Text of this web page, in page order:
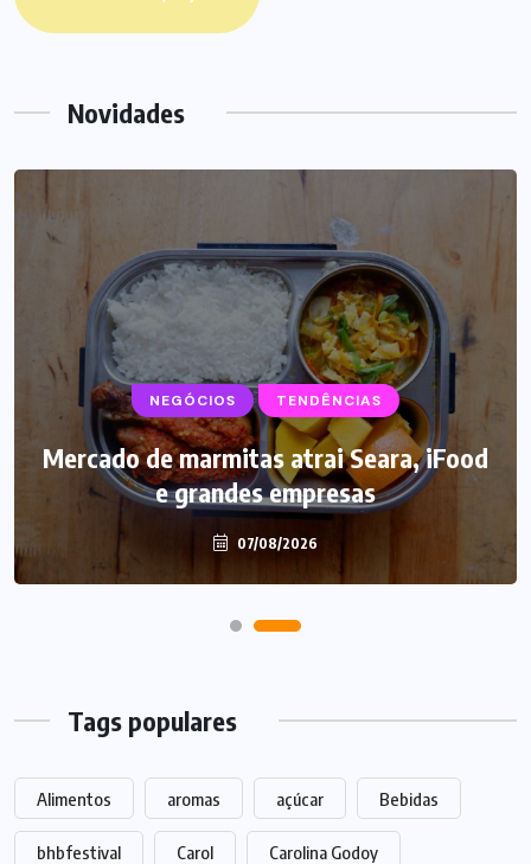
Novidades
NEGÓCIOS TENDÊNCIAS
Mercado de marmitas atrai Seara, iFood
e grandes empresas
07/08/2026
Tags populares
Alimentos aromas açúcar Bebidas
bhbfestival Carol Carolina Godoy